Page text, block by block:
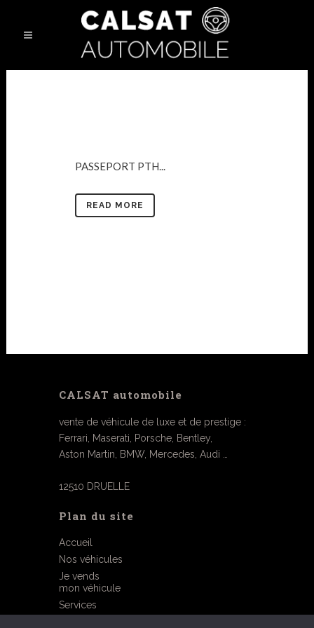
PASSEPORT PTH...
READ MORE
CALSAT automobile
vente de véhicule de luxe et de prestige :
Ferrari, Maserati, Porsche, Bentley,
Aston Martin, BMW, Mercedes, Audi …
12510 DRUELLE
Plan du site
Accueil
Nos véhicules
Je vends
mon véhicule
Services